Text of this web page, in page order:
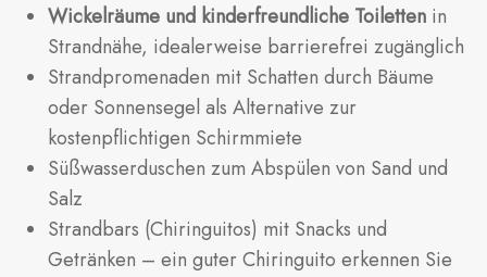
Wickelräume und kinderfreundliche Toiletten in
Strandnähe, idealerweise barrierefrei zugänglich
Strandpromenaden mit Schatten durch Bäume
oder Sonnensegel als Alternative zur
kostenpflichtigen Schirmmiete
Süßwasserduschen zum Abspülen von Sand und
Salz
Strandbars (Chiringuitos) mit Snacks und
Getränken – ein guter Chiringuito erkennen Sie